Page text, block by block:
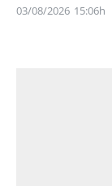
03/08/2026 15:06h